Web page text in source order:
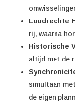
Loodrechte
rij, waarna
Historische
altijd met de
simultaan
de eigen